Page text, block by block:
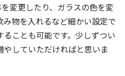
変更したり、ガラスの色を変
物を入れるなど細かい設定で
ことも可能です。少しずつい
していただければと思いま